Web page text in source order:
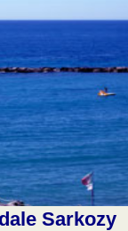
Sarkozy